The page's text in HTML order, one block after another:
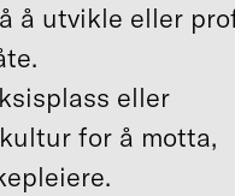
å utvikle eller
eller
for å motta,